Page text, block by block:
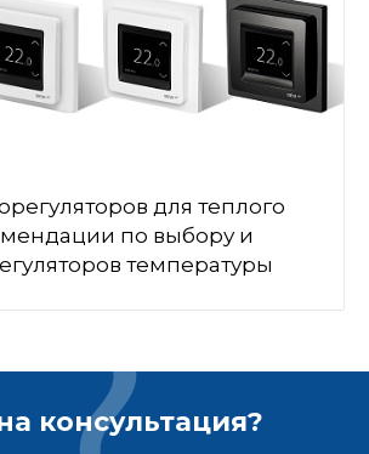
для теплого
по выбору и
температуры
консультация?